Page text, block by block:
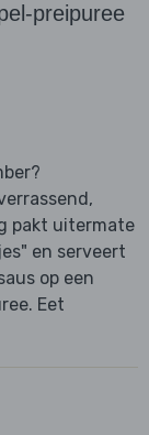
preipuree
pakt uitermate
en serveert
op een
Eet